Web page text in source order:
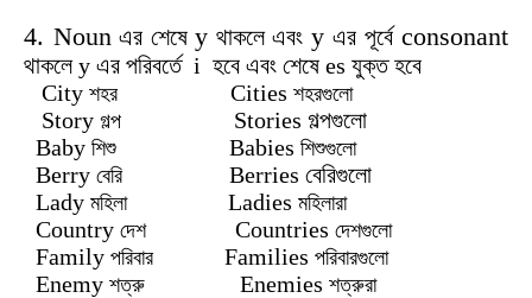
4. Noun এর শেষে y থাকলে এবং y এর পূর্বেconsonant
থাকলে y এর পরিবর্তে i হবে এবং শেষে es যুক্ত হবে
City শহর Cities শহরগুলো
Story গল্প
Stories গল্পগুলো
Baby শিশু Babies শিশুগুলো
Berry বেরি
Berries বেরিগুলো
Lady মহিলা Ladies মহিলারা
Country দেশ Countries দেশগুলো
Family পরিবার Families পরিবারগুলো
Enemy শত্রু Enemies শত্রুরা